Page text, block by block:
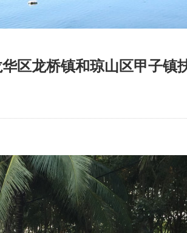
区龙桥镇和琼山区甲子镇